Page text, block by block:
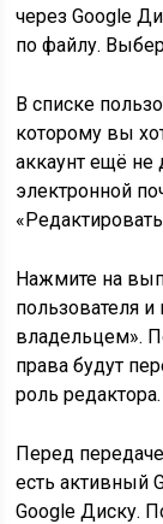
через Google
по файлу.
В списке
которому вы
аккаунт ещё не
электронной
Нажмите на
пользователя
владельцем».
права будут
роль редактора.
Перед
есть активный
Google Диску.